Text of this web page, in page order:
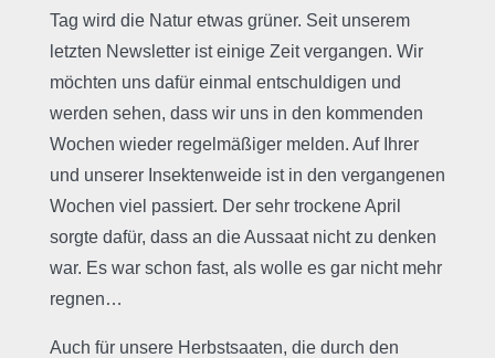
Tag wird die Natur etwas grüner. Seit unserem
letzten Newsletter ist einige Zeit vergangen. Wir
möchten uns dafür einmal entschuldigen und
werden sehen, dass wir uns in den kommenden
Wochen wieder regelmäßiger melden. Auf Ihrer
und unserer Insektenweide ist in den vergangenen
Wochen viel passiert. Der sehr trockene April
sorgte dafür, dass an die Aussaat nicht zu denken
war. Es war schon fast, als wolle es gar nicht mehr
regnen…
Auch für unsere Herbstsaaten, die durch den